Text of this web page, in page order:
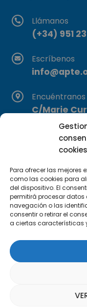
cookies
Para ofrecer las mejores
como las cookies para
del dispositivo. El
permitirá procesar
navegación o las
consentir o retirar el
a ciertas características
Llámanos
(+34) 951 23
Escríbenos
Encuéntranos
C/Marie
29590